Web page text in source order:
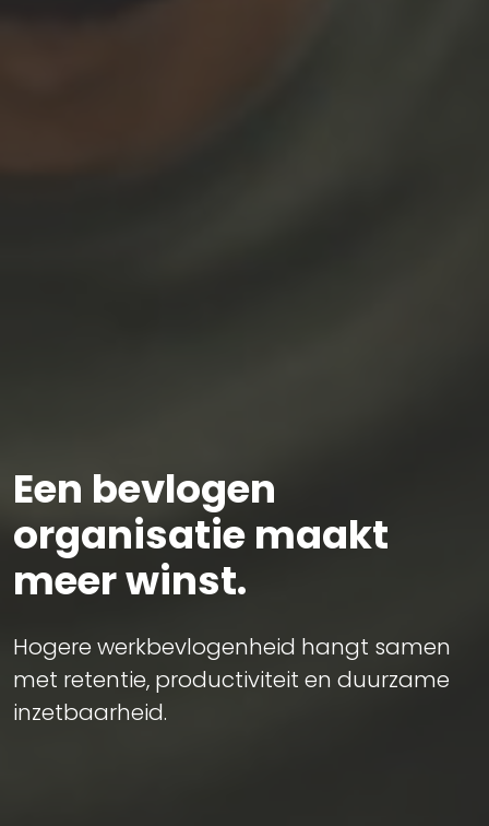
Een bevlogen
organisatie maakt
meer winst.
Hogere werkbevlogenheid hangt samen
met retentie, productiviteit en duurzame
inzetbaarheid.